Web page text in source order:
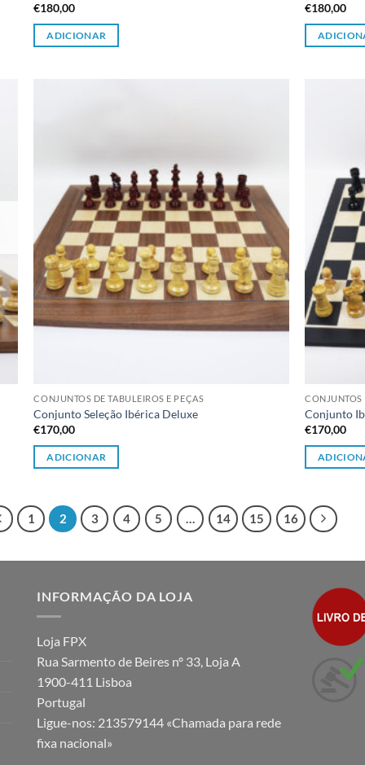
€180,00
ADICIONAR
€180,00
CONJUNTOS DE TABULEIROS E PEÇAS
Conjunto Seleção Ibérica Deluxe
€170,00
ADICIONAR
CONJUNTOS
Conjunto
€170,00
1 2 3 4 5 … 14 15 16
INFORMAÇÃO DA LOJA
Loja FPX
Rua Sarmento de Beires nº 33, Loja A
1900-411 Lisboa
Portugal
Ligue-nos: 213579144 «Chamada para rede
fixa nacional»